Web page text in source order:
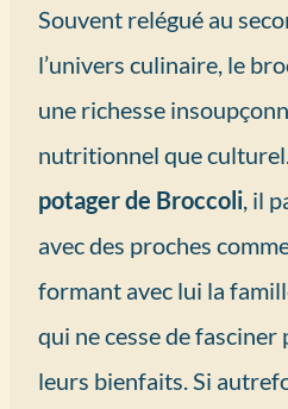
Souvent relégué au
l’univers culinaire, le
une richesse
nutritionnel que
potager de Broccoli , il
avec des proches
formant avec lui la
qui ne cesse de
leurs bienfaits. Si